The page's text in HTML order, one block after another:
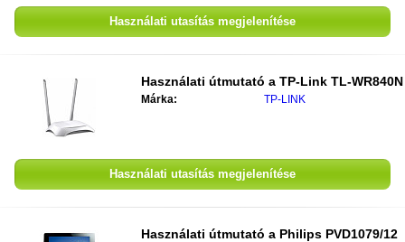
Használati utasítás megjelenítése
Használati útmutató a TP-Link TL-WR840N
Márka: TP-LINK
Használati utasítás megjelenítése
Használati útmutató a Philips PVD1079/12